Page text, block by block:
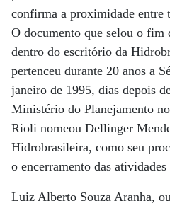
confirma a proximidade entre
O documento que selou o fim
dentro do escritório da
pertenceu durante 20 anos a
janeiro de 1995, dias depois
Ministério do Planejamento
Rioli nomeou Dellinger
Hidrobrasileira, como seu
o encerramento das
Luiz Alberto Souza Aranha,